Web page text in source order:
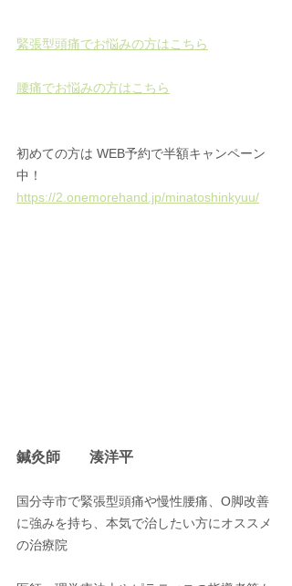
緊張型頭痛でお悩みの方はこちら
腰痛でお悩みの方はこちら
初めての方は WEB予約で半額キャンペーン
中！
https://2.onemorehand.jp/minatoshinkyuu/
鍼灸師　　湊洋平
国分寺市で緊張型頭痛や慢性腰痛、O脚改善
に強みを持ち、本気で治したい方にオススメ
の治療院